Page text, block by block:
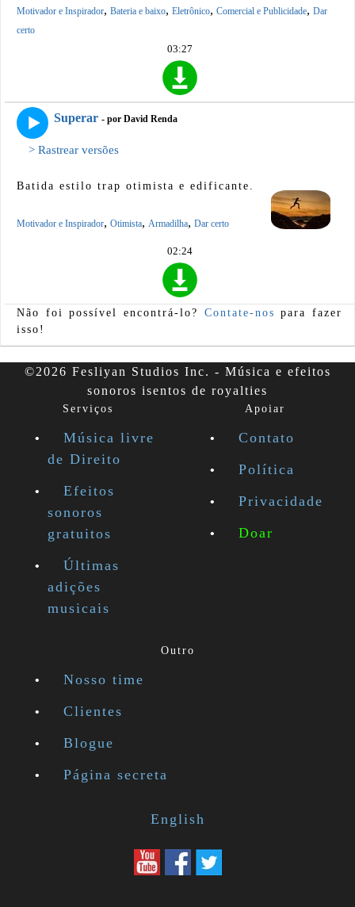
Motivador e Inspirador, Bateria e baixo, Eletrônico, Comercial e Publicidade, Dar
certo
03:27
Superar - por David Renda
> Rastrear versões
Batida estilo trap otimista e edificante.
Motivador e Inspirador, Otimista, Armadilha, Dar certo
02:24
Não foi possível encontrá-lo? Contate-nos para fazer
isso!
©2026 Fesliyan Studios Inc. - Música e efeitos
sonoros isentos de royalties
Serviços
Música livre
de Direito
Efeitos
sonoros
gratuitos
Últimas
adições
musicais
Apoiar
Contato
Política
Privacidade
Doar
Outro
Nosso time
Clientes
Blogue
Página secreta
English